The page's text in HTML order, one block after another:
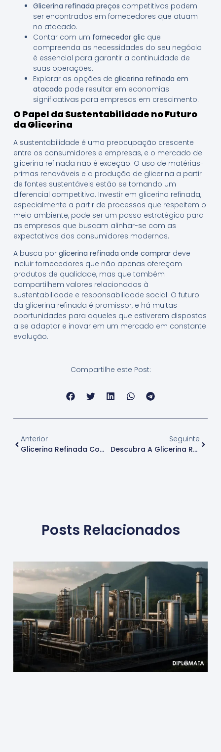
Glicerina refinada preços competitivos podem
ser encontrados em fornecedores que atuam
no atacado.
Contar com um fornecedor glic que
compreenda as necessidades do seu negócio
é essencial para garantir a continuidade de
suas operações.
Explorar as opções de glicerina refinada em
atacado pode resultar em economias
significativas para empresas em crescimento.
O Papel da Sustentabilidade no Futuro
da Glicerina
A sustentabilidade é uma preocupação crescente
entre os consumidores e empresas, e o mercado de
glicerina refinada não é exceção. O uso de matérias-
primas renováveis e a produção de glicerina a partir
de fontes sustentáveis estão se tornando um
diferencial competitivo. Investir em glicerina refinada,
especialmente a partir de processos que respeitem o
meio ambiente, pode ser um passo estratégico para
as empresas que buscam alinhar-se com as
expectativas dos consumidores modernos.
A busca por glicerina refinada onde comprardeve
incluir fornecedores que não apenas ofereçam
produtos de qualidade, mas que também
compartilhem valores relacionados à
sustentabilidade e responsabilidade social. O futuro
da glicerina refinada é promissor, e há muitas
oportunidades para aqueles que estiverem dispostos
a se adaptar e inovar em um mercado em constante
evolução.
Compartilhe este Post:
Anterior
Glicerina Refinada Com Qualidade: O Que Sua Empresa Precisa Saber
Seguinte
Descubra A Glicerina Refinada E Seus Benefícios Incríveis
Posts Relacionados